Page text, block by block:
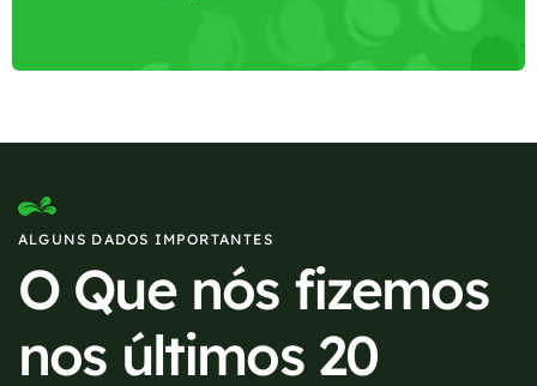
ALGUNS DADOS IMPORTANTES
O Que nós fizemos
nos últimos 20